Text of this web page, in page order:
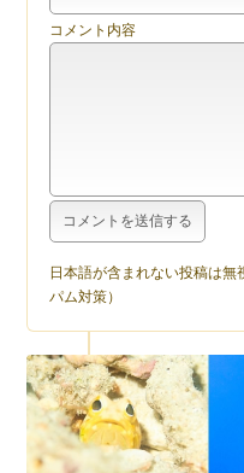
コメント内容
日本語が含まれない投稿は無
パム対策）